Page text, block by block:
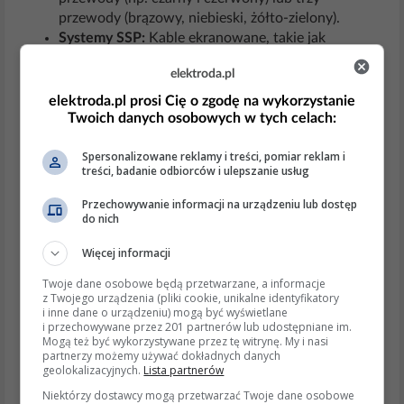
przewody (brązowy, niebieski, żółto-zielony).
Systemy SSP: Kable ekranowane, takie jak
YnTKSYekw, mają izolację w kolorach czerwonym,
białym/niebieskim, białym/brązowym itp.
Aktualne informacje i trendy
stosuje się kable ekranowane, które zapewniają
większą odporność na zakłócenia
Kolor czerwony jest standardem w kablach
podczas instalacji i konserwacji.
producenci stosują standardowe kolory
przewodów zgodne z normami
międzynarodowymi.
Wspierające wyjaśnienia i detale
Dlaczego czerwony w systemach SSP? Kolor
elektroda.pl
elektroda.pl prosi Cię o zgodę na wykorzystanie
Twoich danych osobowych w tych celach:
Spersonalizowane reklamy i treści, pomiar reklam i
treści, badanie odbiorców i ulepszanie usług
Przechowywanie informacji na urządzeniu lub dostęp
do nich
Więcej informacji
Twoje dane osobowe będą przetwarzane, a informacje
z Twojego urządzenia (pliki cookie, unikalne identyfikatory
i inne dane o urządzeniu) mogą być wyświetlane
i przechowywane przez 201 partnerów lub udostępniane im.
Mogą też być wykorzystywane przez tę witrynę. My i nasi
partnerzy możemy używać dokładnych danych
geolokalizacyjnych. Lista partnerów
Niektórzy dostawcy mogą przetwarzać Twoje dane osobowe